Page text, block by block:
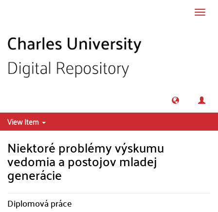
View Item
Niektoré problémy výskumu
vedomia a postojov mladej
generácie
Diplomová práce